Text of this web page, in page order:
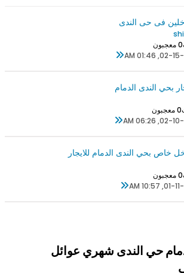
فى حى الندى
0 معجبون
02-15-
بحي الندى الدمام
0 معجبون
02-10-
خاص بحي الندى الدمام للايجار
0 معجبون
01-11-
حي الندى شهري عوائل